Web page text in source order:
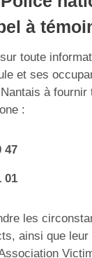
à
sur toute
et ses
à fournir
:
47
01
les
ainsi que